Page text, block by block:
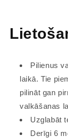
Pilienus
laikā. Tie
pilināt gan
valkāšanas
Uzglabāt
Derīgi 6